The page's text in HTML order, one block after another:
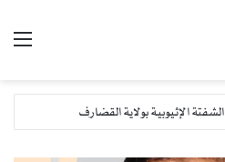
الإثيوبية بولاية القضارف